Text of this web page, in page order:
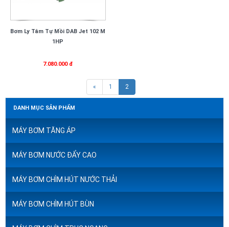
Bơm Ly Tâm Tự Mồi DAB Jet 102 M
1HP
7.080.000 đ
« 1 2(current)
DANH MỤC SẢN PHẨM
MÁY BƠM TĂNG ÁP
MÁY BƠM NƯỚC ĐẨY CAO
MÁY BƠM CHÌM HÚT NƯỚC THẢI
MÁY BƠM CHÌM HÚT BÙN